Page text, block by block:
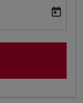
date-aria-label
today